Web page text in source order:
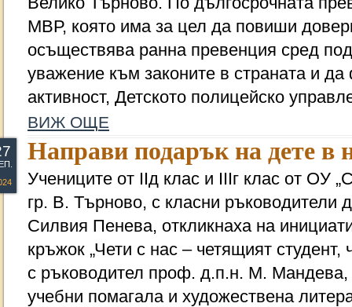
МВР, която има за цел да повиши
осъществява ранна превенция сред
уважение към законите в страната и
активност, Детското полицейско
ВИЖ ОЩЕ
Направи подарък на дете в
Учениците от IIд клас и IIIг клас от ОУ
гр. В. Търново, с класни ръководители
Силвия Пенева, откликнаха на
кръжок „Чети с нас – четящият
с ръководител проф. д.п.н. М. Мандева,
учебни помагала и художествена